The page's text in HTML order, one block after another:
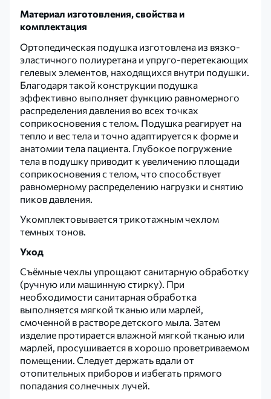
Материал изготовления, свойства и
комплектация
Ортопедическая подушка изготовлена из вязко-
эластичного полиуретана и упруго-перетекающих
гелевых элементов, находящихся внутри подушки.
Благодаря такой конструкции подушка
эффективно выполняет функцию равномерного
распределения давления во всех точках
соприкосновения с телом. Подушка реагирует на
тепло и вес тела и точно адаптируется к форме и
анатомии тела пациента. Глубокое погружение
тела в подушку приводит к увеличению площади
соприкосновения с телом, что способствует
равномерному распределению нагрузки и снятию
пиков давления.
Укомплектовывается трикотажным чехлом
темных тонов.
Уход
Съёмные чехлы упрощают санитарную обработку
(ручную или машинную стирку). При
необходимости санитарная обработка
выполняется мягкой тканью или марлей,
смоченной в растворе детского мыла. Затем
изделие протирается влажной мягкой тканью или
марлей, просушивается в хорошо проветриваемом
помещении. Следует держать вдали от
отопительных приборов и избегать прямого
попадания солнечных лучей.